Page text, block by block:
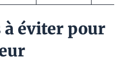
à éviter pour